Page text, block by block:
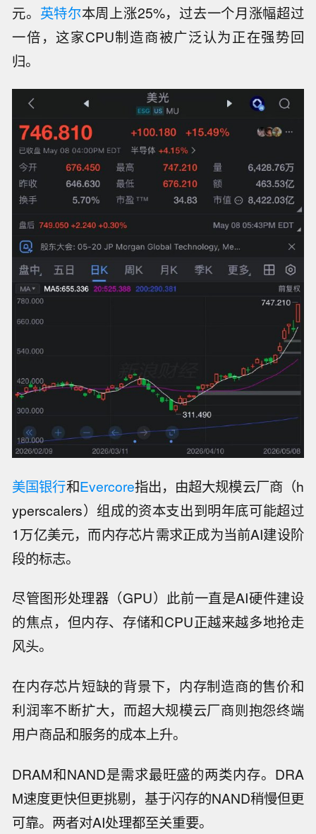
元。 英特尔本周上涨25%，过去一个月涨幅超过
一倍，这家CPU制造商被广泛认为正在强势回
归。
美国银行和Evercore指出，由超大规模云厂商（h
yperscalers）组成的资本支出到明年底可能超过
1万亿美元，而内存芯片需求正成为当前AI建设阶
段的标志。
尽管图形处理器（GPU）此前一直是AI硬件建设
的焦点，但内存、存储和CPU正越来越多地抢走
风头。
在内存芯片短缺的背景下，内存制造商的售价和
利润率不断扩大，而超大规模云厂商则抱怨终端
用户商品和服务的成本上升。
DRAM和NAND是需求最旺盛的两类内存。DRA
M速度更快但更挑剔，基于闪存的NAND稍慢但更
可靠。两者对AI处理都至关重要。